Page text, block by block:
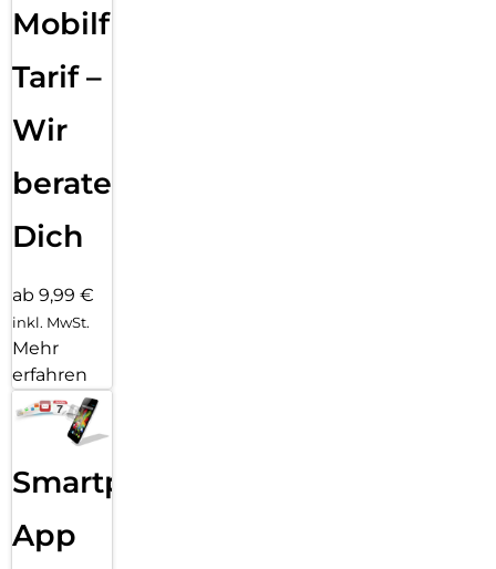
Widerstandsfähigkeit nach Militärstandard bieten die
perfekte Kombinationaus Style und Schutz. Erlebe zudem
Geschwindigkeiten. Schärfe deine Perspektive mit dem
Das neue moto g87 bietet dir unsere bisher beste moto g-
kannst du bei allen Lichtverhältnissenultrascharfe Bilder
Zoll großen Extreme-AMOLED-Display.
Mobilfunk
Tarif –
Wir
beraten
Dich
ab 9,99 €
inkl. MwSt.
Mehr
erfahren
Smartphone
App